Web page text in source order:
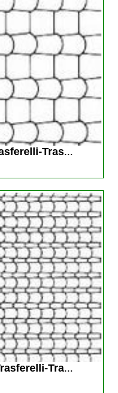
Tras...
Tra...